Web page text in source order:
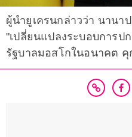
ผู้นำยูเครนกล่าวว่า นานา
"เปลี่ยนแปลงระบอบการป
รัฐบาลมอสโกในอนาคต คุ